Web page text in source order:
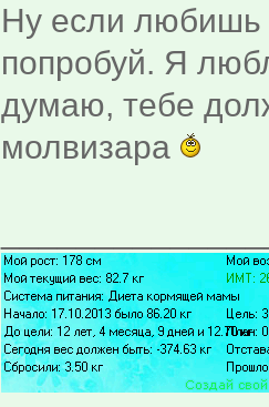
Ну если любишь
попробуй. Я
думаю, тебе
молвизара